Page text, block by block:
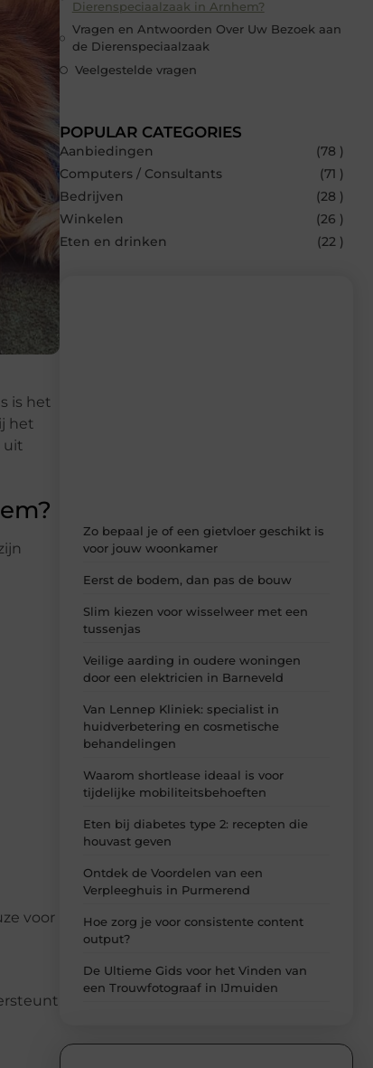
is het
het
uit
voor
Dierenspeciaalzaak in Arnhem?
Vragen en Antwoorden Over Uw Bezoek aan
de Dierenspeciaalzaak
Veelgestelde vragen
POPULAR CATEGORIES
Aanbiedingen
(78 )
Computers / Consultants
(71 )
Bedrijven
(28 )
Winkelen
(26 )
Eten en drinken
(22 )
Zo bepaal je of een gietvloer geschikt is
voor jouw woonkamer
Eerst de bodem, dan pas de bouw
Slim kiezen voor wisselweer met een
tussenjas
Veilige aarding in oudere woningen
door een elektricien in Barneveld
Van Lennep Kliniek: specialist in
huidverbetering en cosmetische
behandelingen
Waarom shortlease ideaal is voor
tijdelijke mobiliteitsbehoeften
Eten bij diabetes type 2: recepten die
houvast geven
Ontdek de Voordelen van een
Verpleeghuis in Purmerend
Hoe zorg je voor consistente content
output?
De Ultieme Gids voor het Vinden van
een Trouwfotograaf in IJmuiden